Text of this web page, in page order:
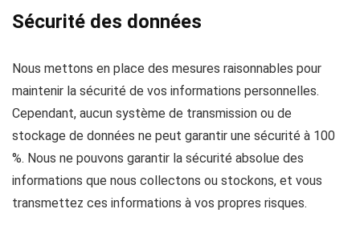
Sécurité des données
Nous mettons en place des mesures raisonnables pour
maintenir la sécurité de vos informations personnelles.
Cependant, aucun système de transmission ou de
stockage de données ne peut garantir une sécurité à 100
%. Nous ne pouvons garantir la sécurité absolue des
informations que nous collectons ou stockons, et vous
transmettez ces informations à vos propres risques.